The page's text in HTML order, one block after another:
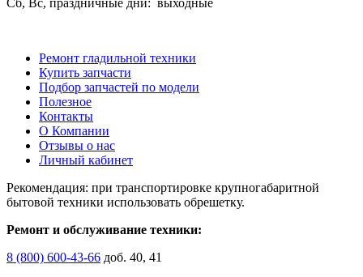
Сб, Вс, праздничные дни: выходные
Ремонт гладильной техники
Купить запчасти
Подбор запчастей по модели
Полезное
Контакты
О Компании
Отзывы о нас
Личный кабинет
Рекомендация: при транспортировке крупногабаритной
бытовой техники использовать обрешетку.
Ремонт и обслуживание техники:
8 (800) 600-43-66 доб. 40, 41